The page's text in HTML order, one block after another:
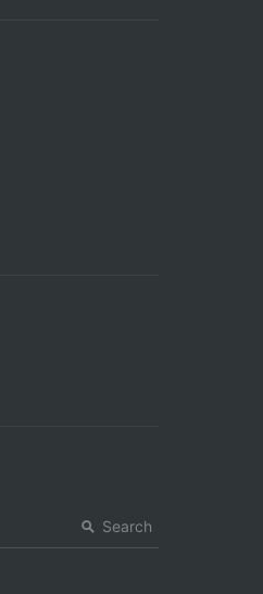
Search